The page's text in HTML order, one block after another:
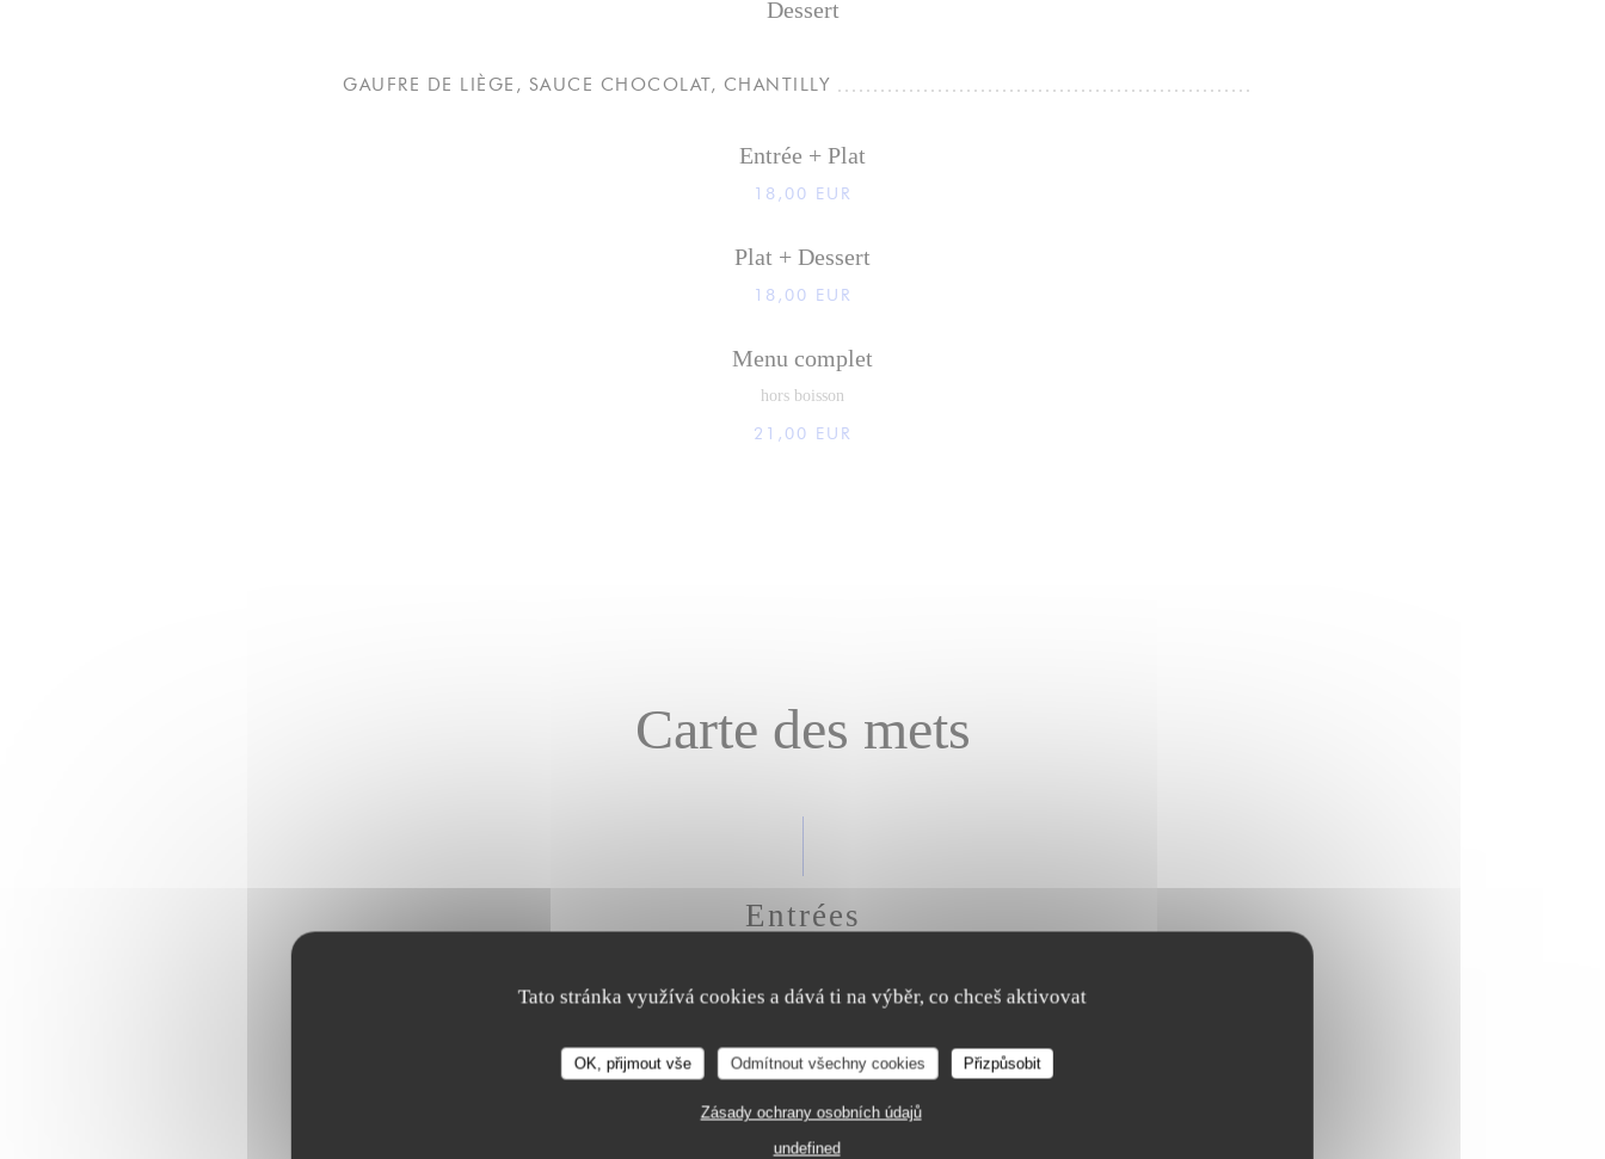
Tato stránka využívá cookies a dává ti na výběr, co chceš aktivovat
OK, přijmout vše Odmítnout všechny cookies Přizpůsobit
Zásady ochrany osobních údajů
undefined
Dessert
GAUFRE DE LIÈGE, SAUCE CHOCOLAT, CHANTILLY
Entrée + Plat
18,00 EUR
Plat + Dessert
18,00 EUR
Menu complet
hors boisson
21,00 EUR
Carte des mets
Entrées
SALADE MEATBALL (BOULETTES DE VEAU FAITES MAISON), SAUCE AJI VERDE
suprêmes d'agrumes, concombre, noix de cajou, roquette